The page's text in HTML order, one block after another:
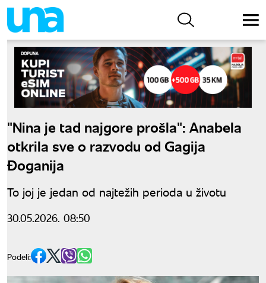
"Nina je tad najgore prošla": Anabela
otkrila sve o razvodu od Gagija
Đoganija
To joj je jedan od najtežih perioda u životu
30.05.2026. 08:50
Podeli: